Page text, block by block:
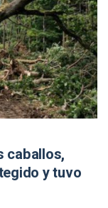
caballos,
y tuvo